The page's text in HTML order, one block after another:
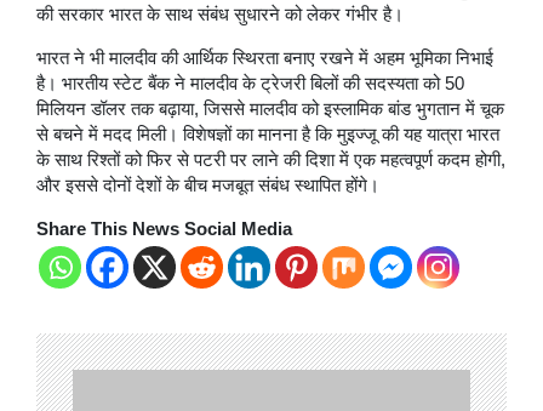
की सरकार भारत के साथ संबंध सुधारने को लेकर गंभीर है।
भारत ने भी मालदीव की आर्थिक स्थिरता बनाए रखने में अहम भूमिका निभाई
है। भारतीय स्टेट बैंक ने मालदीव के ट्रेजरी बिलों की सदस्यता को 50
मिलियन डॉलर तक बढ़ाया, जिससे मालदीव को इस्लामिक बांड भुगतान में चूक
से बचने में मदद मिली। विशेषज्ञों का मानना है कि मुइज्जू की यह यात्रा भारत
के साथ रिश्तों को फिर से पटरी पर लाने की दिशा में एक महत्वपूर्ण कदम होगी,
और इससे दोनों देशों के बीच मजबूत संबंध स्थापित होंगे।
Share This News Social Media